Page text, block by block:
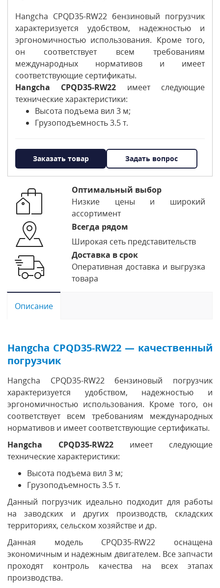
Hangcha CPQD35-RW22 бензиновый погрузчик
характеризуется удобством, надежностью и
эргономичностью использования. Кроме того,
он соответствует всем требованиям
международных нормативов и имеет
соответствующие сертификаты.
Hangcha CPQD35-RW22 имеет следующие
технические характеристики:
Высота подъема вил 3 м;
Грузоподъемность 3.5 т.
Заказать товар Задать вопрос
Оптимальный выбор
Низкие цены и широкий
ассортимент
Всегда рядом
Широкая сеть представительств
Доставка в срок
Оперативная доставка и выгрузка
товара
Описание
Hangcha CPQD35-RW22 — качественный
погрузчик
Hangcha CPQD35-RW22 бензиновый погрузчик
характеризуется удобством, надежностью и
эргономичностью использования. Кроме того, он
соответствует всем требованиям международных
нормативов и имеет соответствующие сертификаты.
Hangcha CPQD35-RW22 имеет следующие
технические характеристики:
Высота подъема вил 3 м;
Грузоподъемность 3.5 т.
Данный погрузчик идеально подходит для работы
на заводских и других производств, складских
территориях, сельском хозяйстве и др.
Данная модель CPQD35-RW22 оснащена
экономичным и надежным двигателем. Все запчасти
проходят контроль качества на всех этапах
производства.